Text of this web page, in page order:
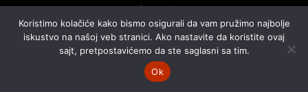
© 2026 NOVA EKONOMIJA | SVA PRAVA ZADŽANA | DEVELOPED BY
Koristimo kolačiće kako bismo osigurali da vam pružimo najbolje
iskustvo na našoj veb stranici. Ako nastavite da koristite ovaj
sajt, pretpostavićemo da ste saglasni sa tim.
Ok